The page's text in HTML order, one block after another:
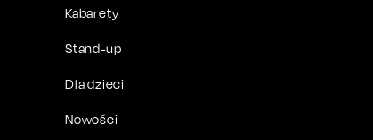
Kabarety
Stand-up
Dla dzieci
Nowości